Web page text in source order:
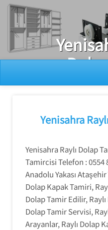
Ray Dolap Tamiri
Yenisahra
Yenisahra Raylı Dolap
Tamircisi Telefon : 0554
Anadolu Yakası
Dolap Kapak Tamiri,
Dolap Tamir Edilir,
Dolap Tamir Servisi,
Arayanlar, Raylı Dolap